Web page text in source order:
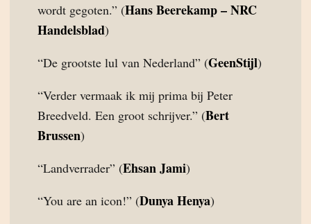
wordt gegoten.” (Hans Beerekamp – NRC
Handelsblad)
“De grootste lul van Nederland” (GeenStijl)
“Verder vermaak ik mij prima bij Peter
Breedveld. Een groot schrijver.” (Bert
Brussen)
“Landverrader” (Ehsan Jami)
“You are an icon!” (Dunya Henya)